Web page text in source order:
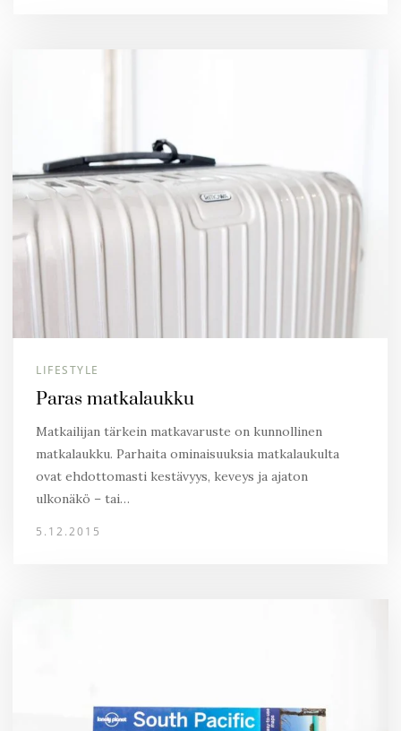
LIFESTYLE
Paras matkalaukku
Matkailijan tärkein matkavaruste on kunnollinen
matkalaukku. Parhaita ominaisuuksia matkalaukulta
ovat ehdottomasti kestävyys, keveys ja ajaton
ulkonäkö – tai…
5.12.2015